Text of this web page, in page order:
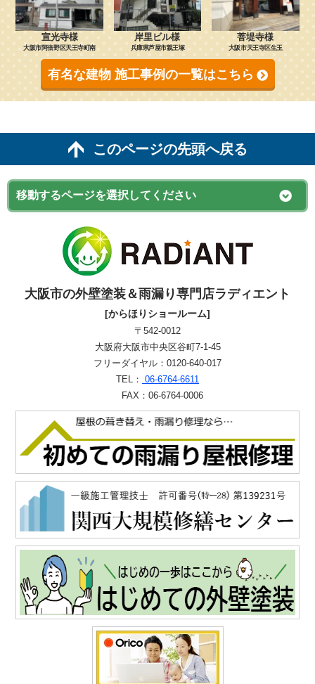
宣光寺様
大阪市阿倍野区天王寺町南
岸里ビル様
兵庫県芦屋市親王塚
菩堤寺様
大阪市天王寺区生玉
有名な建物 施工事例の一覧はこちら
このページの先頭へ戻る
大阪市の外壁塗装＆雨漏り専門店ラディエント
[からほりショールーム]
〒542-0012
大阪府大阪市中央区谷町7-1-45
フリーダイヤル：0120-640-017
TEL： 06-6764-6611
FAX：06-6764-0006